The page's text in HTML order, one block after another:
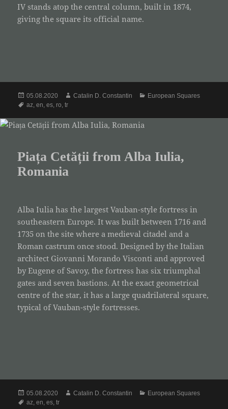
IV stands atop the central column, built in 1874,
giving the square its official name.
Posted
on
05.08.2020 Author
Catalin D. Constantin Categories
European Squares
Tags
az ,en ,es ro ,tr
Piața Cetății from Alba Iulia,
Romania
Alba Iulia has the largest Vauban-style fortress in
southeastern Europe. It was built between 1716 and
1735 on the site where a medieval citadel and a
Roman castrum once stood. Designed by the Italian
architect Giovanni Morando Visconti and approved
by Eugene of Savoy, the fortress has six triumphal
gates and seven bastions. At the exact geometrical
centre of the star, it has a large quadrilateral square,
typical of Vauban-style fortresses.
Posted
on
05.08.2020 Author
Catalin D. Constantin Categories
European Squares
Tags
az ,en ,es ,tr